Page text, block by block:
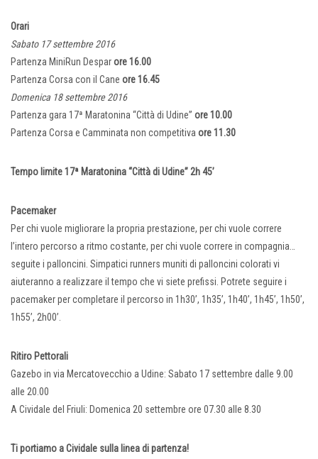
Orari
Sabato 17 settembre 2016
Partenza MiniRun Desparore 16.00
Partenza Corsa con il Cane ore 16.45
Domenica 18 settembre 2016
Partenza gara 17ª Maratonina “Città di Udine” ore 10.00
Partenza Corsa e Camminata non competitiva ore 11.30
Tempo limite 17ª Maratonina “Città di Udine” 2h 45’
Pacemaker
Per chi vuole migliorare la propria prestazione, per chi vuole correre
l’intero percorso a ritmo costante, per chi vuole correre in compagnia…
seguite i palloncini. Simpatici runners muniti di palloncini colorati vi
aiuteranno a realizzare il tempo che vi siete prefissi. Potrete seguire i
pacemaker per completare il percorso in 1h30’, 1h35’, 1h40’, 1h45’, 1h50’,
1h55’, 2h00’.
Ritiro Pettorali
Gazebo in via Mercatovecchio a Udine: Sabato 17 settembre dalle 9.00
alle 20.00
A Cividale del Friuli: Domenica 20 settembre ore 07.30 alle 8.30
Ti portiamo a Cividale sulla linea di partenza!